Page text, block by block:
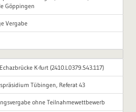
Göppingen
Vergabe
K-furt (2410.L0379.S43.117)
Tübingen, Referat 43
ohne Teilnahmewettbewerb